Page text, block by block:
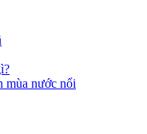
mùa nước nổi